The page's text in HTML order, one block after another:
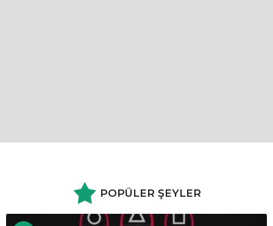
POPÜLER ŞEYLER